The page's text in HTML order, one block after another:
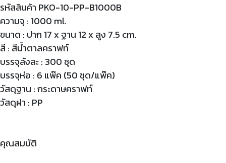
รหัสสินค้า PKO-10-PP-B1000B
ความจุ : 1000 ml.
ขนาด : ปาก 17 x ฐาน 12 x สูง 7.5 cm.
สี : สีน้ำตาลคราฟท์
บรรจุลังละ : 300 ชุด
บรรจุห่อ : 6 แพ๊ค (50 ชุด/แพ๊ค)
วัสดุฐาน : กระดาษคราฟท์
วัสดุฝา : PP
คุณสมบัติ